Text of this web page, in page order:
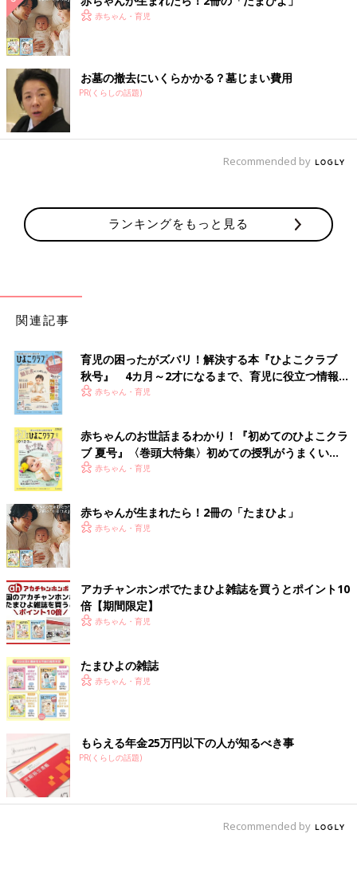
赤ちゃん・育児
お墓の撤去にいくらかかる？墓じまい費用
PR(くらしの話題)
Recommended by
ランキングをもっと見る
関連記事
育児の困ったがズバリ！解決する本『ひよこクラブ
秋号』 4カ月～2才になるまで、育児に役立つ情報が
いっぱい！
赤ちゃん・育児
赤ちゃんのお世話まるわかり！『初めてのひよこクラ
ブ 夏号』〈巻頭大特集〉初めての授乳がうまくい
く！ おっぱい・ミルクの基本と夏のトラブル 解決テ
赤ちゃん・育児
赤ちゃんが生まれたら！2冊の「たまひよ」
赤ちゃん・育児
アカチャンホンポでたまひよ雑誌を買うとポイント10
倍【期間限定】
赤ちゃん・育児
たまひよの雑誌
赤ちゃん・育児
もらえる年金25万円以下の人が知るべき事
PR(くらしの話題)
Recommended by